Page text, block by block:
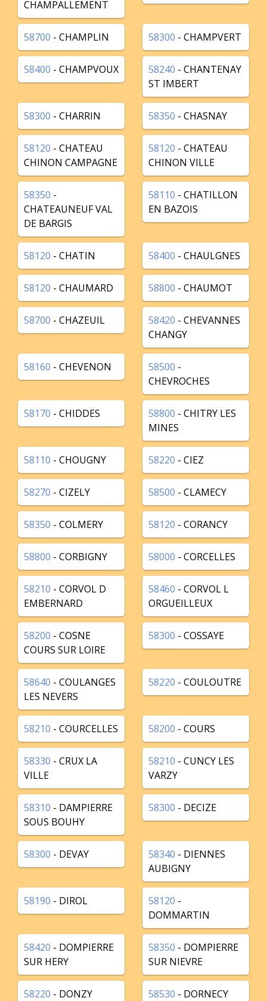
CHAMPALLEMENT
58700 - CHAMPLIN 58300 - CHAMPVERT
58400 - CHAMPVOUX 58240 - CHANTENAY
ST IMBERT
58300 - CHARRIN 58350 - CHASNAY
58120 - CHATEAU
CHINON CAMPAGNE
58120 - CHATEAU
CHINON VILLE
58350 -
CHATEAUNEUF VAL
DE BARGIS
58110 - CHATILLON
EN BAZOIS
58120 - CHATIN 58400 - CHAULGNES
58120 - CHAUMARD 58800 - CHAUMOT
58700 - CHAZEUIL 58420 - CHEVANNES
CHANGY
58160 - CHEVENON 58500 -
CHEVROCHES
58170 - CHIDDES 58800 - CHITRY LES
MINES
58110 - CHOUGNY 58220 - CIEZ
58270 - CIZELY 58500 - CLAMECY
58350 - COLMERY 58120 - CORANCY
58800 - CORBIGNY 58000 - CORCELLES
58210 - CORVOL D
EMBERNARD
58460 - CORVOL L
ORGUEILLEUX
58200 - COSNE
COURS SUR LOIRE
58300 - COSSAYE
58640 - COULANGES
LES NEVERS
58220 - COULOUTRE
58210 - COURCELLES 58200 - COURS
58330 - CRUX LA
VILLE
58210 - CUNCY LES
VARZY
58310 - DAMPIERRE
SOUS BOUHY
58300 - DECIZE
58300 - DEVAY 58340 - DIENNES
AUBIGNY
58190 - DIROL 58120 -
DOMMARTIN
58420 - DOMPIERRE
SUR HERY
58350 - DOMPIERRE
SUR NIEVRE
58220 - DONZY 58530 - DORNECY